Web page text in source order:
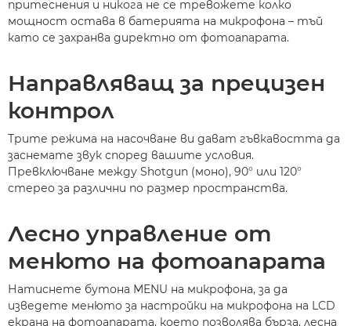
притеснения и никога не се тревожете колко
мощност остава в батерията на микрофона – тъй
като се захранва директно от фотоапарата.
Направляващ за прецизен
контрол
Трите режима на насочване ви дават гъвкавостта да
заснемате звук според вашите условия.
Превключване между Shotgun (моно), 90° или 120°
стерео за различни по размер пространства.
Лесно управление от
менюто на фотоапарата
Натиснете бутона MENU на микрофона, за да
изведете менюто за настройки на микрофона на LCD
екрана на фотоапарата, което позволява бърза, лесна